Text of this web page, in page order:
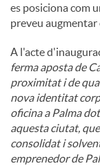
es posiciona com
preveu augmentar
A l'acte
ferma aposta de
proximitat i de
nova identitat
oficina a Palma
aquesta ciutat,
consolidat i
emprenedor de